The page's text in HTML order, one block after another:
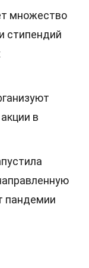
множество
стипендий
в
пандемии